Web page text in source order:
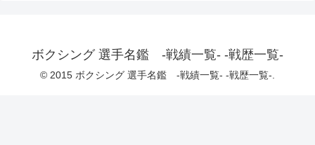
ボクシング 選手名鑑 -戦績一覧- -戦歴一覧-
© 2015 ボクシング 選手名鑑 -戦績一覧- -戦歴一覧-.